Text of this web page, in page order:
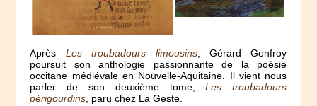
Après Les troubadours limousins, Gérard Gonfroy
poursuit son anthologie passionnante de la poésie
occitane médiévale en Nouvelle-Aquitaine. Il vient nous
parler de son deuxième tome,Les troubadours
périgourdins, paru chez La Geste.